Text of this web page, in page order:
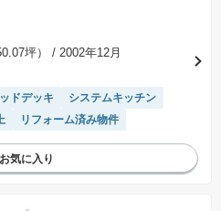
坪）
/ 2002年12月
ドデッキ
システムキッチン
リフォーム済み物件